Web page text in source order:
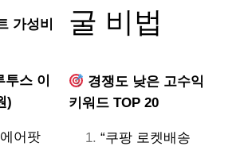
가성비
스 이
)
어팟
굴 비법
경쟁도 낮은 고수익
키워드 TOP 20
“쿠팡 로켓배송